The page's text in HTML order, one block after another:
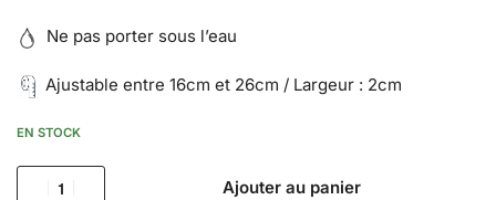
Ne pas porter sous l’eau
Ajustable entre 16cm et 26cm / Largeur : 2cm
EN STOCK
Ajouter au panier